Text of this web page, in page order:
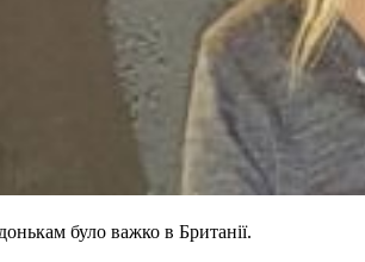
було важко в Британії.